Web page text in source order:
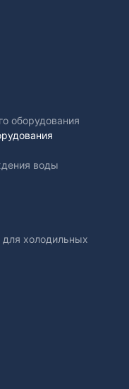
оборудования
воды
холодильных